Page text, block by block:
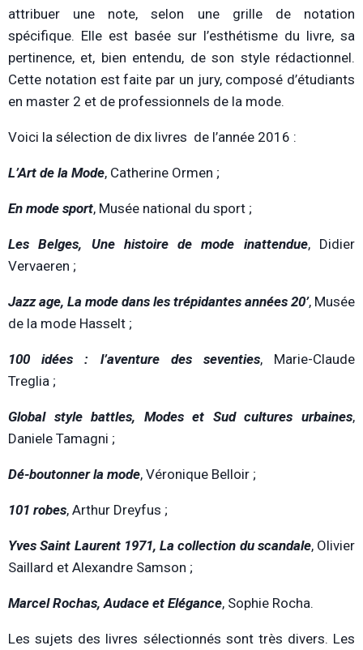
attribuer une note, selon une grille de notation
spécifique. Elle est basée sur l’esthétisme du livre, sa
pertinence, et, bien entendu, de son style rédactionnel.
Cette notation est faite par un jury, composé d’étudiants
en master 2 et de professionnels de la mode.
Voici la sélection de dix livres de l’année 2016 :
L’Art de la Mode, Catherine Ormen ;
En mode sport, Musée national du sport ;
Les Belges, Une histoire de mode inattendue, Didier
Vervaeren ;
Jazz age, La mode dans les trépidantes années 20’, Musée
de la mode Hasselt ;
100 idées : l’aventure des seventies, Marie-Claude
Treglia ;
Global style battles, Modes et Sud cultures urbaines,
Daniele Tamagni ;
Dé-boutonner la mode, Véronique Belloir ;
101 robes, Arthur Dreyfus ;
Yves Saint Laurent 1971, La collection du scandale, Olivier
Saillard et Alexandre Samson ;
Marcel Rochas, Audace et Elégance, Sophie Rocha.
Les sujets des livres sélectionnés sont très divers. Les